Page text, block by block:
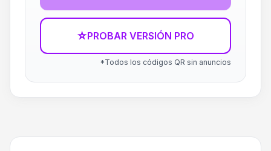
☆PROBAR VERSIÓN PRO
*Todos los códigos QR sin anuncios